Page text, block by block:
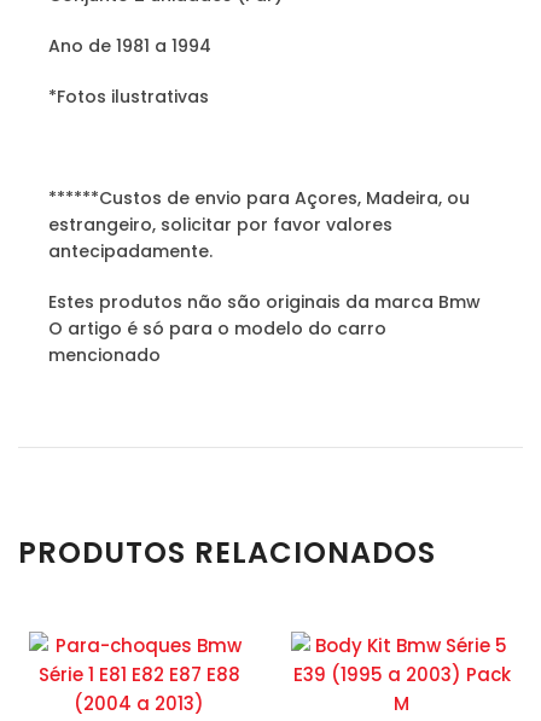
Ano de 1981 a 1994
*Fotos ilustrativas
******Custos de envio para Açores, Madeira, ou
estrangeiro, solicitar por favor valores
antecipadamente.
Estes produtos não são originais da marca Bmw
O artigo é só para o modelo do carro
mencionado
PRODUTOS RELACIONADOS